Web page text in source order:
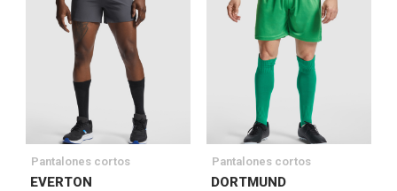
Pantalones cortos
EVERTON
Pantalones cortos
DORTMUND